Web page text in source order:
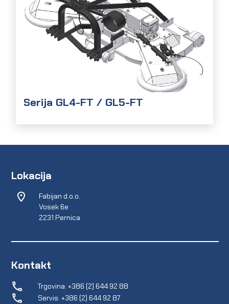
Serija GL4-FT / GL5-FT
Lokacija
Fabijan d.o.o.
Vosek 6e
2231 Pernica
Kontakt
Trgovina: +386 (2) 644 92 88
Servis: +386 (2) 644 92 87